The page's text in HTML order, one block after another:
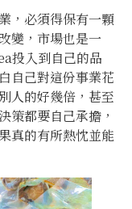
，必須得保有一顆
變，市場也是一
投入到自己的品
自己對這份事業花
人的好幾倍，甚至
策都要自己承擔，
真的有所熱忱並能